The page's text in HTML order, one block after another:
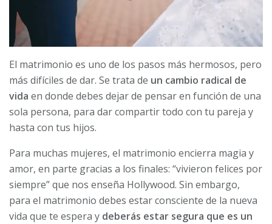
El matrimonio es uno de los pasos más hermosos, pero
más difíciles de dar. Se trata de un cambio radical de
vida en donde debes dejar de pensar en función de una
sola persona, para dar compartir todo con tu pareja y
hasta con tus hijos.
Para muchas mujeres, el matrimonio encierra magia y
amor, en parte gracias a los finales: “vivieron felices por
siempre” que nos enseña Hollywood. Sin embargo,
para el matrimonio debes estar consciente de la nueva
vida que te espera y deberás estar segura que es un